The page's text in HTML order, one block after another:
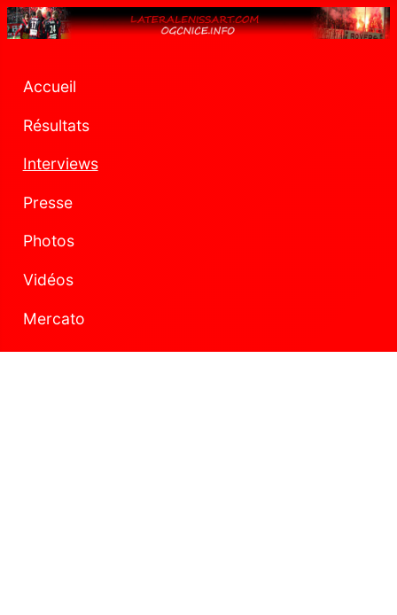
Accueil
Résultats
Interviews
Presse
Photos
Vidéos
Mercato